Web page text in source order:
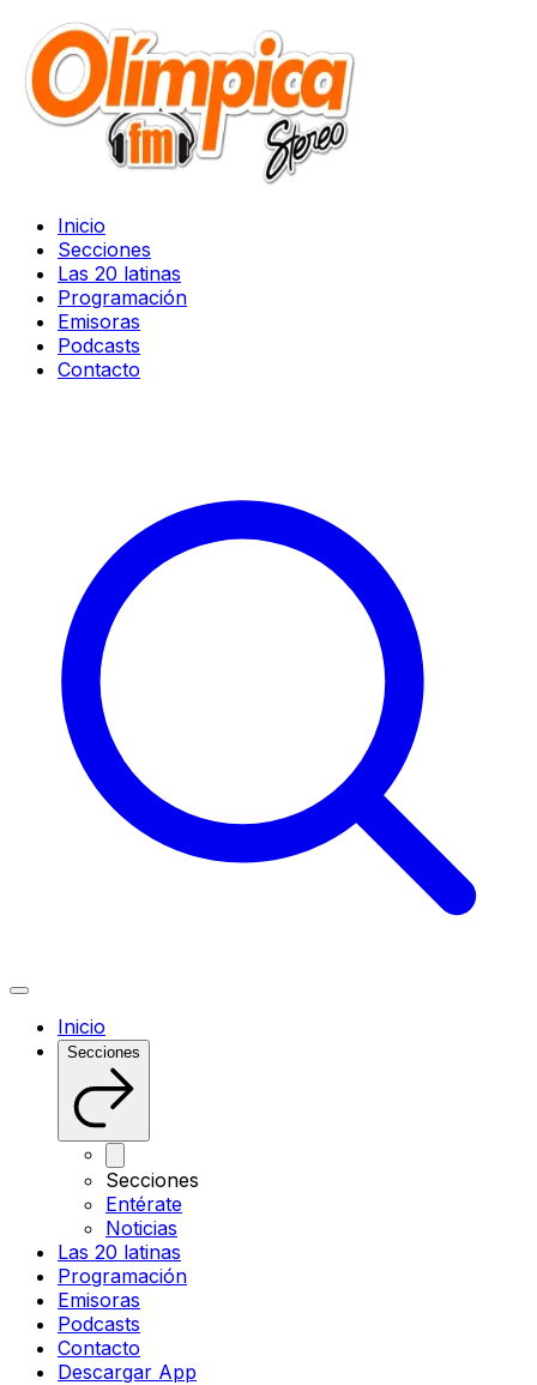
Inicio
Secciones
Las 20 latinas
Programación
Emisoras
Podcasts
Contacto
Inicio
Secciones
Secciones
Entérate
Noticias
Las 20 latinas
Programación
Emisoras
Podcasts
Contacto
Descargar App